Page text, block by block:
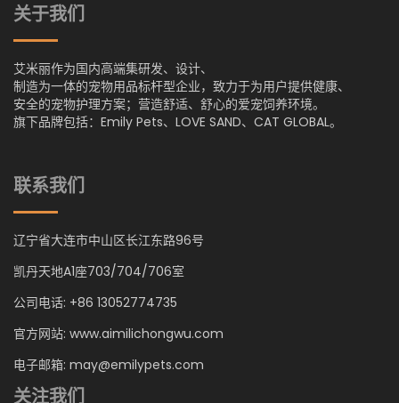
关于我们
艾米丽作为国内高端集研发、设计、
制造为一体的宠物用品标杆型企业，致力于为用户提供健康、
安全的宠物护理方案；营造舒适、舒心的爱宠饲养环境。
旗下品牌包括：Emily Pets、LOVE SAND、CAT GLOBAL。
联系我们
辽宁省大连市中山区长江东路96号
凯丹天地A1座703/704/706室
公司电话: +86 13052774735
官方网站: www.aimilichongwu.com
电子邮箱: may@emilypets.com
关注我们